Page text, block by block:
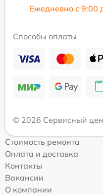
Ежедневно с 9:00
Способы оплаты
© 2026 Сервисный
Стоимость ремонта
Оплата и доставка
Контакты
Вакансии
О компании